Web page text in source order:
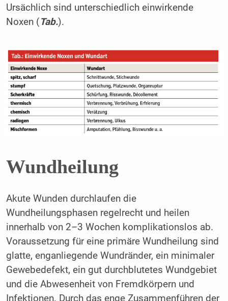
Ursächlich sind unterschiedlich einwirkende
Noxen (Tab.).
Wundheilung
Akute Wunden durchlaufen die
Wundheilungsphasen regelrecht und heilen
innerhalb von 2–3 Wochen komplikationslos ab.
Voraussetzung für eine primäre Wundheilung sind
glatte, enganliegende Wundränder, ein minimaler
Gewebedefekt, ein gut durchblutetes Wundgebiet
und die Abwesenheit von Fremdkörpern und
Infektionen. Durch das enge Zusammenführen der